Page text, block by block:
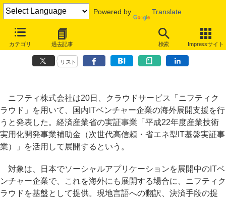
Powered by Translate
カテゴリ 過去記事 検索 Impressサイト
ニフティ、クラウド基盤を用いて海外向けソーシャルアプリの展開を支
リスト
ニフティ株式会社は20日、クラウドサービス「ニフティク
ラウド」を用いて、国内ITベンチャー企業の海外展開支援を行
うと発表した。経済産業省の実証事業「平成22年度産業技術
実用化開発事業補助金（次世代高信頼・省エネ型IT基盤実証事
業）」を活用して展開するという。
対象は、日本でソーシャルアプリケーションを展開中のITベ
ンチャー企業で、これを海外にも展開する場合に、ニフティク
ラウドを基盤として提供。現地言語への翻訳、決済手段の提